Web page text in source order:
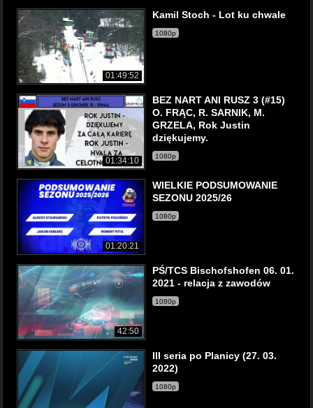
01:49:52
Kamil Stoch - Lot ku chwale
1080p
01:34:10
BEZ NART ANI RUSZ 3 (#15)
O. FRĄC, R. SARNIK, M.
GRZELA, Rok Justin
dziękujemy.
1080p
01:20:21
WIELKIE PODSUMOWANIE
SEZONU 2025/26
1080p
42:50
PŚ/TCS Bischofshofen 06. 01.
2021 - relacja z zawodów
1080p
III seria po Planicy (27. 03.
2022)
1080p